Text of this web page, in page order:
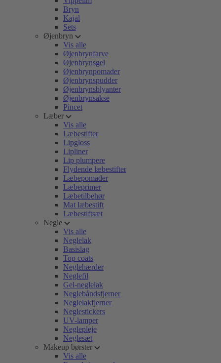
Bryn
Kajal
Sets
Øjenbryn
Vis alle
Øjenbrynfarve
Øjenbrynsgel
Øjenbrynpomader
Øjenbrynspudder
Øjenbrynsblyanter
Øjenbrynsakse
Pincet
Læber
Vis alle
Læbestifter
Lipgloss
Lipliner
Lip plumpere
Flydende læbestifter
Læbepomader
Læbeprimer
Læbetilbehør
Mat læbestift
Læbestiftsæt
Negle
Vis alle
Neglelak
Basislag
Top coats
Neglehærder
Neglefil
Gel-neglelak
Neglebåndsfjerner
Neglelakfjerner
Neglestickers
UV-lamper
Neglepleje
Neglesæt
Makeup børster
Vis alle